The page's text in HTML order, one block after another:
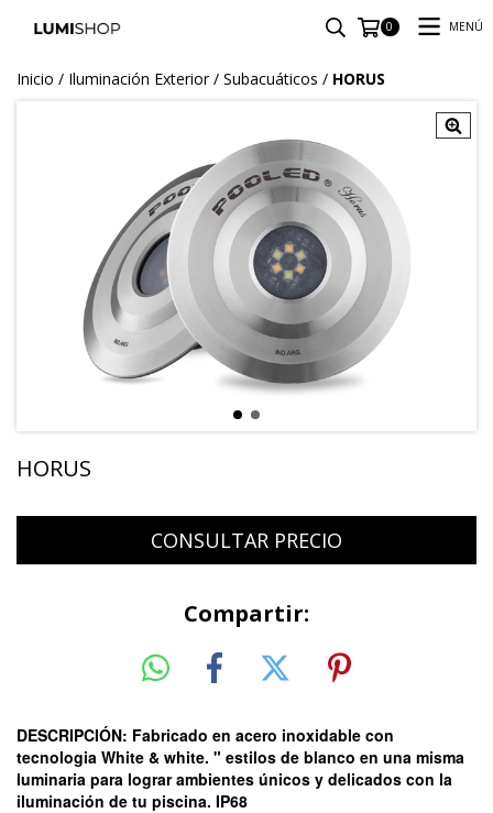
0 MENÚ
Inicio / Iluminación Exterior / Subacuáticos / HORUS
HORUS
Compartir:
DESCRIPCIÓN: Fabricado en acero inoxidable con
tecnologia White & white. " estilos de blanco en una misma
luminaria para lograr ambientes únicos y delicados con la
iluminación de tu piscina. IP68